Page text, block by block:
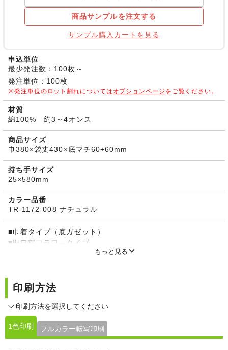
商品サンプルを注文する
サンプル購入カートを見る
申込単位
最少発注数：100枚～
発注単位：100枚
発注単位のロット割れについては オプションページ をご覧ください。
材質
綿100% 約3～4オンス
商品サイズ
巾380×袋丈430×底マチ60+60mm
持ち手サイズ
25×580mm
カラー品番
TR-1172-008 ナチュラル
■巾着タイプ（底ガゼット）
■開口部フラワータイプ
※ナチュラルのみ価格が異なります。
とに色合いが異なります。生地表面に黒いツブツブ（植物の
破片）が見られますが、これは素材本来の風合いを生かした
ものですのでご了承ください。
もっと見る
印刷方法
印刷方法を選択してください
1色印刷 フルカラー転写印刷